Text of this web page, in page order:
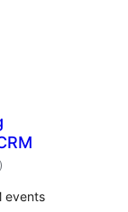
total
ratings
)
events